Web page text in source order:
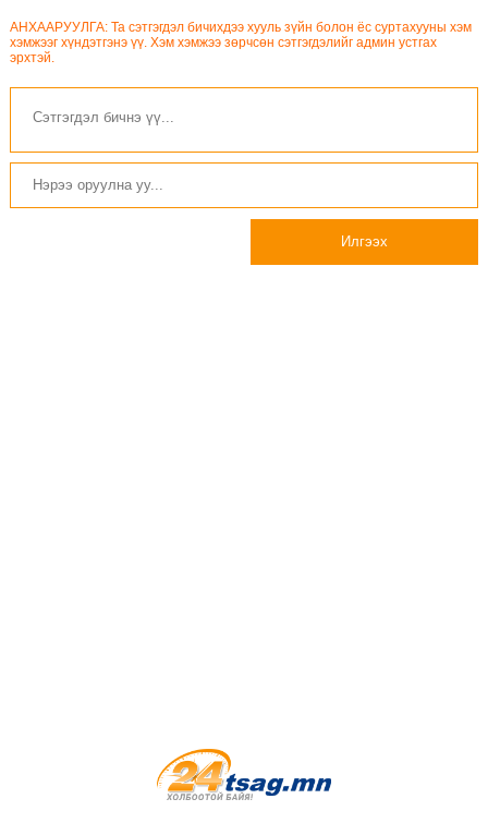
АНХААРУУЛГА: Та сэтгэгдэл бичихдээ хууль зүйн болон ёс суртахууны хэм
хэмжээг хүндэтгэнэ үү. Хэм хэмжээ зөрчсөн сэтгэгдэлийг админ устгах
эрхтэй.
Илгээх